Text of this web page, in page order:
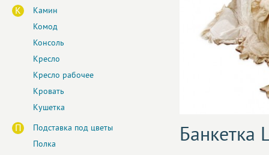
К
Камин
Комод
Консоль
Кресло
Кресло рабочее
Кровать
Кушетка
П
Подставка под цветы
Полка
Банкетка